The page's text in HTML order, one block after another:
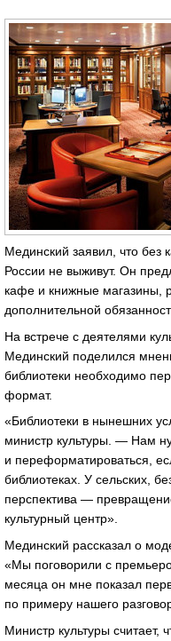
Мединский заявил, что без
России не выживут. Он
кафе и книжные магазины,
дополнительной
На встрече с деятелями
Мединский поделился
библиотеки необходимо
формат.
«Библиотеки в нынешних
министр культуры. — Нам
и переформатироваться,
библиотеках. У сельских,
перспектива —
культурный центр».
Мединский рассказал о
«Мы поговорили с
месяца он мне показал
по примеру нашего
Министр культуры считает,